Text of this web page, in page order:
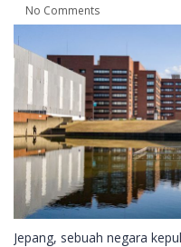
No Comments
Jepang, sebuah negara